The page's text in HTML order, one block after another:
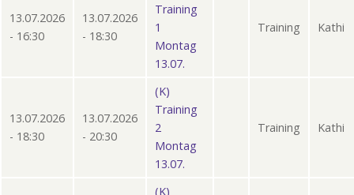
13.07.2026
- 16:30
13.07.2026
- 18:30
Training
1
Montag
13.07.
Training Kathi
13.07.2026
- 18:30
13.07.2026
- 20:30
(K)
Training
2
Montag
13.07.
Training Kathi
(K)